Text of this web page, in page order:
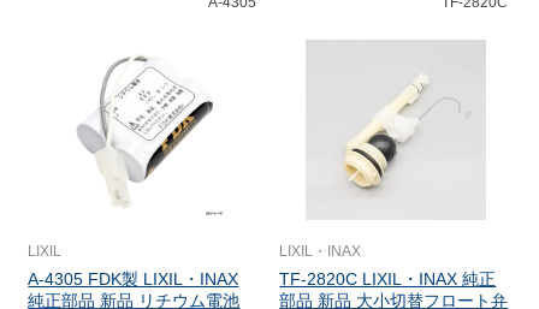
LIXIL
A-4305 FDK製 LIXIL・INAX
純正部品 新品 リチウム電池
LIXIL・INAX
TF-2820C LIXIL・INAX 純正
部品 新品 大小切替フロート弁